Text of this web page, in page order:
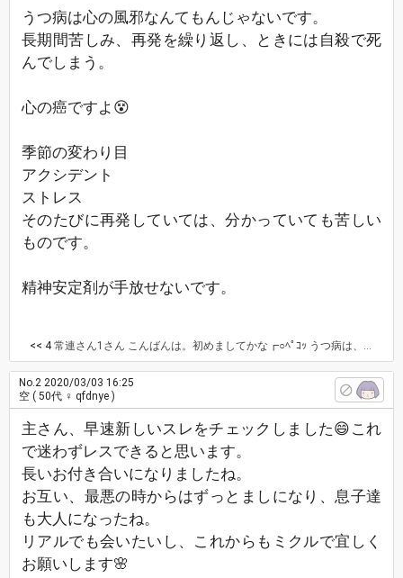
うつ病は心の風邪なんてもんじゃないです。
長期間苦しみ、再発を繰り返し、ときには自殺で死
んでしまう。
心の癌ですよ😵
季節の変わり目
アクシデント
ストレス
そのたびに再発していては、分かっていても苦しい
ものです。
精神安定剤が手放せないです。
<< 4常連さん1さん こんばんは。初めましてかな┏○ﾍﾟｺｯ うつ病は、思考停止状態になりますよね。考えないようにしようとしても、気付けば、同じ事をグルグルと考えてしまっているとか、ありますよね。死にたい！この世から消えてなくなりたい！何もかも忘れたい！何で生きてるの？なんで？なんで？になったり、「もうヤダ！終わりにしたい！」とか、思ったり考えたりしちゃうのが、精神的な病(特にうつ病)だと思っています。 精神科クリニックから出されている薬を毎回ちゃんと飲めてますか？ 私も安定剤を飲んでいます。イライラ止めの薬は最近処方されなくなりました。感情のコントロールも上手く出来なくなりますよね。 薬を飲んで少しずつ、症状が改善されていけばいいですよね。
No.2 2020/03/03 16:25
空 ( 50代 ♀ qfdnye )
主さん、早速新しいスレをチェックしました😄これ
で迷わずレスできると思います。
長いお付き合いになりましたね。
お互い、最悪の時からはずっとましになり、息子達
も大人になったね。
リアルでも会いたいし、これからもミクルで宜しく
お願いします🌸